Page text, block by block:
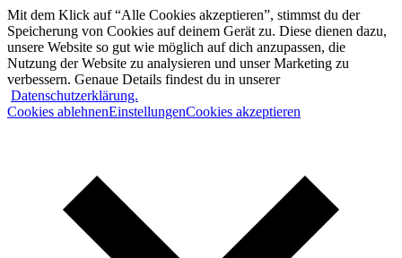
Mit dem Klick auf “Alle Cookies akzeptieren”, stimmst du der
Speicherung von Cookies auf deinem Gerät zu. Diese dienen dazu,
unsere Website so gut wie möglich auf dich anzupassen, die
Nutzung der Website zu analysieren und unser Marketing zu
verbessern. Genaue Details findest du in unserer
Datenschutzerklärung.
Cookies ablehnenEinstellungenCookies akzeptieren